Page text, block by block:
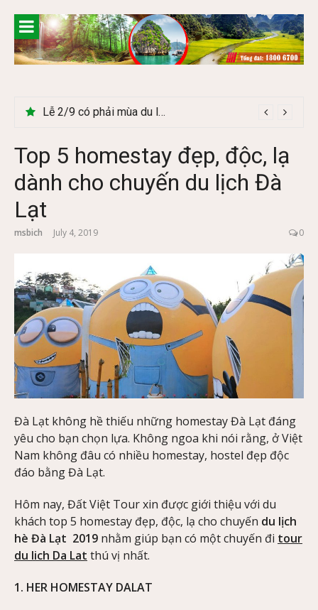
content
Cây Ráy khổng lồ tại vườn Quốc gia Cúc Phương
Top 5 homestay đẹp, độc, lạ
dành cho chuyến du lịch Đà
Lạt
msbich July 4, 2019 0
Đà Lạt không hề thiếu những homestay Đà Lạt đáng
yêu cho bạn chọn lựa. Không ngoa khi nói rằng, ở Việt
Nam không đâu có nhiều homestay, hostel đẹp độc
đáo bằng Đà Lạt.
Hôm nay, Đất Việt Tour xin được giới thiệu với du
khách top 5 homestay đẹp, độc, lạ cho chuyến du lịch
hè Đà Lạt 2019 nhằm giúp bạn có một chuyến đi tour
du lich Da Lat thú vị nhất.
1. HER HOMESTAY DALAT